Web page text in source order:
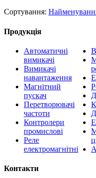
Сортування:
Продукція
Автоматичні
вимикачі
Вимикачі
навантаження
Магнітний
пускач
Перетворювачі
частоти
Контролери
промислові
Реле
електромагнітні
Контакти